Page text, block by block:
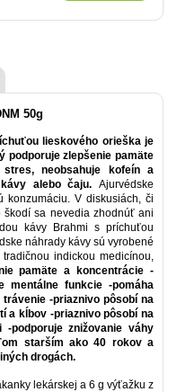
50g
lieskového orieška je
podporuje zlepšenie pamäte
neobsahuje kofeín a
alebo čaju. Ajurvédske
V diskusiách, či
škodí sa nevedia zhodnúť ani
kávy Brahmi s príchuťou
náhrady kávy sú vyrobené
indickou medicínou,
pamäte a koncentrácie -
mentálne funkcie -pomáha
-priaznivo pôsobí na
a kĺbov -priaznivo pôsobí na
znižovanie váhy
starším ako 40 rokov a
drogách.
lekárskej a 6 g výťažku z